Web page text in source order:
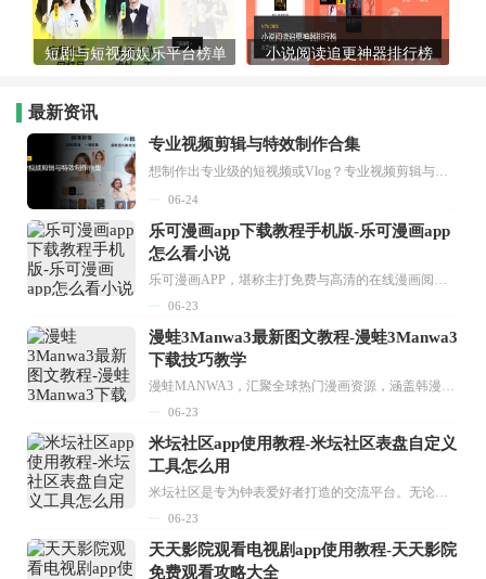
短剧与短视频娱乐平台榜单 小说阅读追更神器排行榜
最新资讯
专业视频剪辑与特效制作合集
想制作出专业级的短视频或Vlog？专业视频剪辑与特效制作大全专题为你提供了从剪辑、抠像到特效包装的全套解决方案。无论是添加炫酷的片头、进行精准的视频抠图，还是制...
06-24
乐可漫画app下载教程手机版-乐可漫画app
怎么看小说
乐可漫画APP，堪称主打免费与高清的在线漫画阅读神器。其官方版提供海量完整版漫画资源，无论是国内漫画，还是日漫、韩漫、台漫、美漫等国外漫画，应有尽有，随时供你阅读。只需轻点一下，便能直接进入阅读界面。不仅如此，乐可漫画最新版本更新速度极快，在这里，你总能抢先看到全网一手漫画章节内容！...
06-23
漫蛙3Manwa3最新图文教程-漫蛙3Manwa3
下载技巧教学
漫蛙MANWA3，汇聚全球热门漫画资源，涵盖韩漫、欧美漫画、国漫等多种类型，题材丰富多样，全方位满足用户阅读喜好。它不仅是阅读平台，更是创作平台，为广大用户打造零门槛创作环境。...
06-23
米坛社区app使用教程-米坛社区表盘自定义
工具怎么用
米坛社区是专为钟表爱好者打造的交流平台。无论你是初涉钟表领域的普通爱好者，还是拥有多年收藏经验的资深玩家，都能在此找到属于自己的天地。 无需注册，就能轻松参与其中。通过专业的讨论论坛与丰富的交互功能，你可与世界各地的钟表爱好者畅快交流。若你钟情于钟表，米坛社区无疑是值得一试的理想之选。在这里，你能获取最新的手表资讯，交流见解，提升鉴赏品味，让每一块手表都成为收藏故事中重要的一部分。感兴趣的朋友，不要错过下载机会。...
06-23
天天影院观看电视剧app使用教程-天天影院
免费观看攻略大全